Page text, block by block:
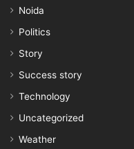
Noida
Politics
Story
Success story
Technology
Uncategorized
Weather